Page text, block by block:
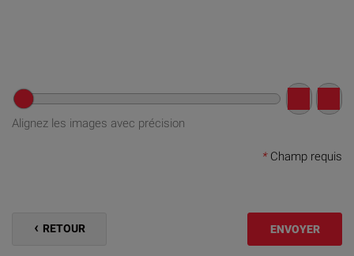
Alignez les images avec précision
*Champ requis
RETOUR ENVOYER